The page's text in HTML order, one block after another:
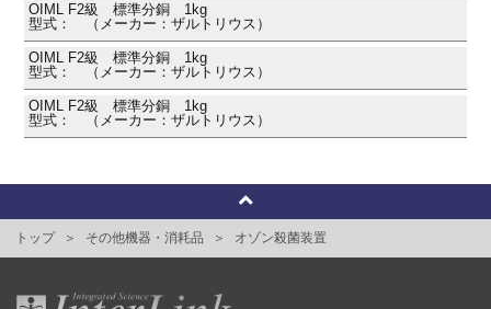
OIML F2級 標準分銅 1kg
型式： （メーカー：ザルトリウス）
OIML F2級 標準分銅 1kg
型式： （メーカー：ザルトリウス）
OIML F2級 標準分銅 1kg
型式： （メーカー：ザルトリウス）
トップ その他機器・消耗品 オゾン殺菌装置